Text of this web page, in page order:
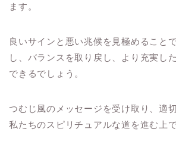
ます。
良いサインと悪い兆候を見極めること
し、バランスを取り戻し、より充実し
できるでしょう。
つむじ風のメッセージを受け取り、適
私たちのスピリチュアルな道を進む上